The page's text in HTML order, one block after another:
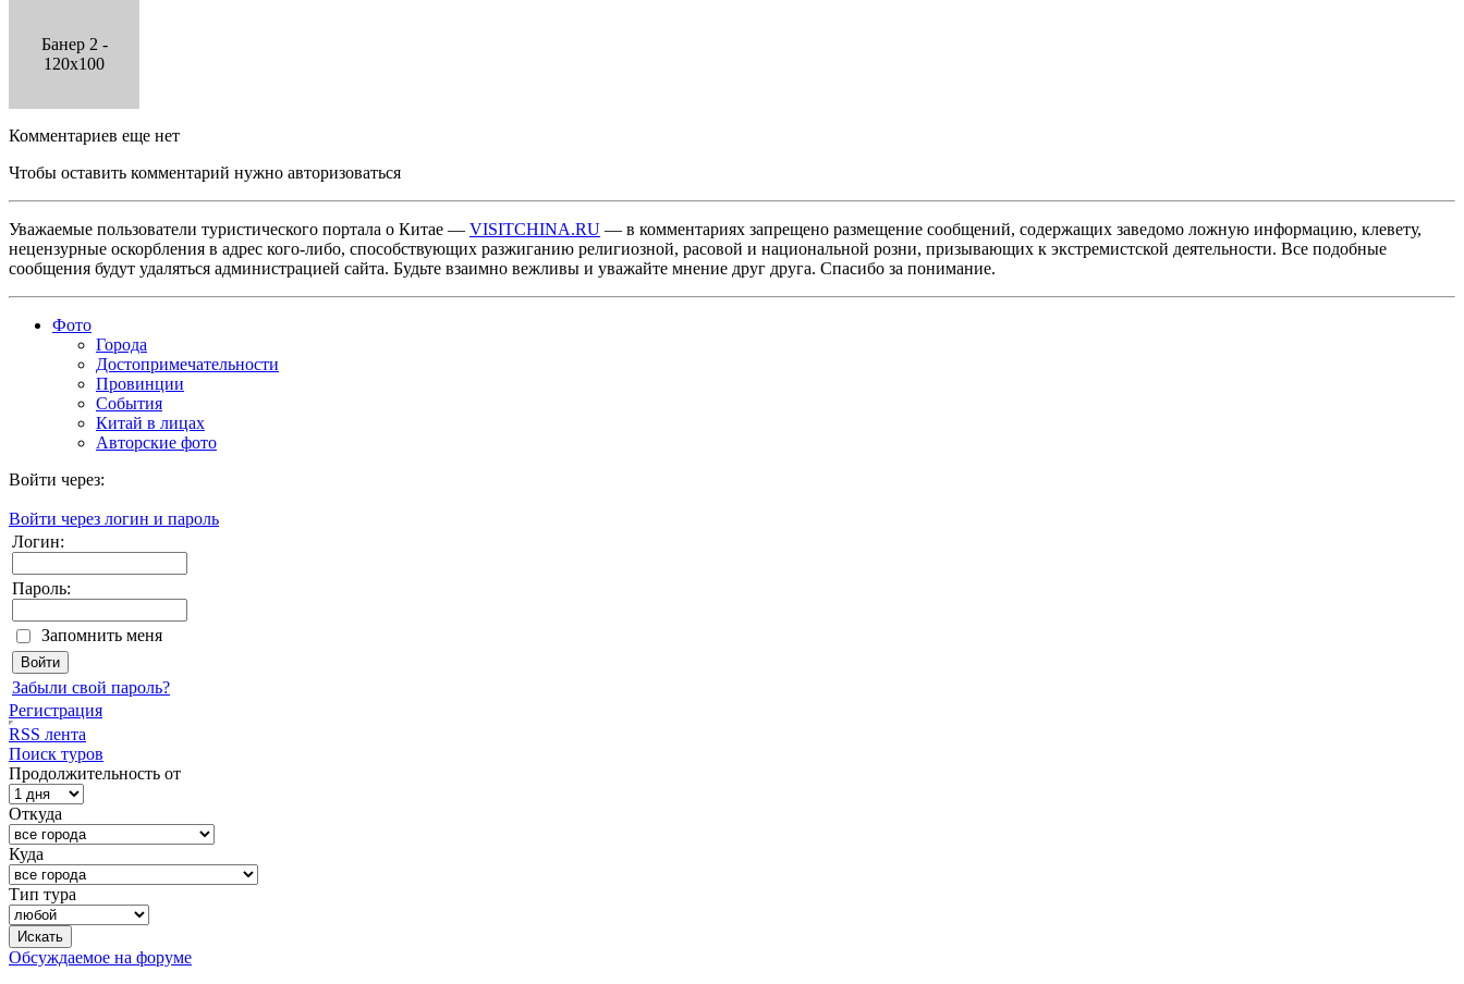
Банер 2 -
120x100
Комментариев еще нет
Чтобы оставить комментарий нужно авторизоваться
Уважаемые пользователи туристического портала о Китае — VISITCHINA.RU — в комментариях запрещено размещение сообщений, содержащих заведомо ложную информацию, клевету,
нецензурные оскорбления в адрес кого-либо, способствующих разжиганию религиозной, расовой и национальной розни, призывающих к экстремистской деятельности. Все подобные
сообщения будут удаляться администрацией сайта. Будьте взаимно вежливы и уважайте мнение друг друга. Спасибо за понимание.
Фото
Города
Достопримечательности
Провинции
События
Китай в лицах
Авторские фото
Войти через:
Войти через логин и пароль
Логин:
Пароль:
Запомнить меня
Забыли свой пароль?
Регистрация
RSS лента
Поиск туров
Продолжительность от
Откуда
Куда
Тип тура
Обсуждаемое на форуме